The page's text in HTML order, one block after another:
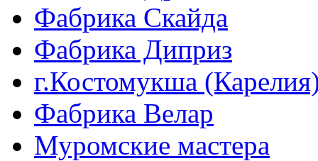
Фабрика Скайда
Фабрика Диприз
г.Костомукша
Фабрика Велар
Муромские мастера